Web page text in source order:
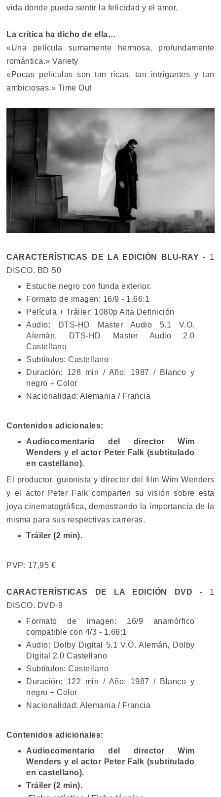
vida donde pueda sentir la felicidad y el amor.
La crítica ha dicho de ella…
«Una película sumamente hermosa, profundamente
romántica.» Variety
«Pocas películas son tan ricas, tan intrigantes y tan
ambiciosas.» Time Out
CARACTERÍSTICAS DE LA EDICIÓN BLU-RAY - 1
DISCO. BD-50
Estuche negro con funda exterior.
Formato de imagen: 16/9 - 1.66:1
Película + Tráiler: 1080p Alta Definición
Audio: DTS-HD Master Audio 5.1 V.O.
Alemán, DTS-HD Master Audio 2.0
Castellano
Subtítulos: Castellano
Duración: 128 min / Año: 1987 / Blanco y
negro + Color
Nacionalidad: Alemania / Francia
Contenidos adicionales:
Audiocomentario del director Wim
Wenders y el actor Peter Falk (subtitulado
en castellano).
El productor, guionista y director del film Wim Wenders
y el actor Peter Falk comparten su visión sobre esta
joya cinematográfica, demostrando la importancia de la
misma para sus respectivas carreras.
Tráiler (2 min).
PVP: 17,95 €
CARACTERÍSTICAS DE LA EDICIÓN DVD - 1
DISCO. DVD-9
Formato de imagen: 16/9 anamórfico
compatible con 4/3 - 1.66:1
Audio: Dolby Digital 5.1 V.O. Alemán, Dolby
Digital 2.0 Castellano
Subtítulos: Castellano
Duración: 122 min / Año: 1987 / Blanco y
negro + Color
Nacionalidad: Alemania / Francia
Contenidos adicionales:
Audiocomentario del director Wim
Wenders y el actor Peter Falk (subtitulado
en castellano).
Tráiler (2 min).